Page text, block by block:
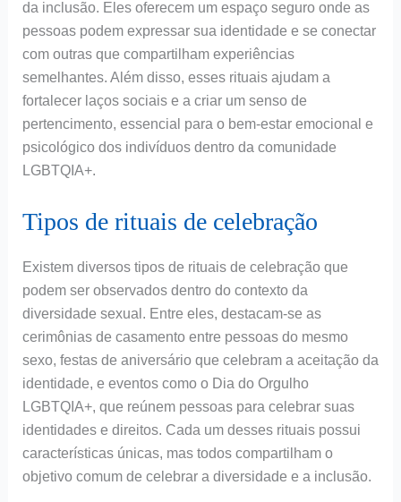
da inclusão. Eles oferecem um espaço seguro onde as
pessoas podem expressar sua identidade e se conectar
com outras que compartilham experiências
semelhantes. Além disso, esses rituais ajudam a
fortalecer laços sociais e a criar um senso de
pertencimento, essencial para o bem-estar emocional e
psicológico dos indivíduos dentro da comunidade
LGBTQIA+.
Tipos de rituais de celebração
Existem diversos tipos de rituais de celebração que
podem ser observados dentro do contexto da
diversidade sexual. Entre eles, destacam-se as
cerimônias de casamento entre pessoas do mesmo
sexo, festas de aniversário que celebram a aceitação da
identidade, e eventos como o Dia do Orgulho
LGBTQIA+, que reúnem pessoas para celebrar suas
identidades e direitos. Cada um desses rituais possui
características únicas, mas todos compartilham o
objetivo comum de celebrar a diversidade e a inclusão.